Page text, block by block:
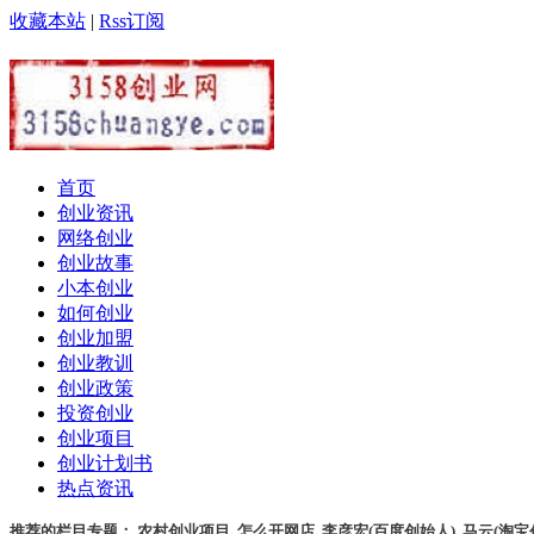
收藏本站 | Rss订阅
首页
创业资讯
网络创业
创业故事
小本创业
如何创业
创业加盟
创业教训
创业政策
投资创业
创业项目
创业计划书
热点资讯